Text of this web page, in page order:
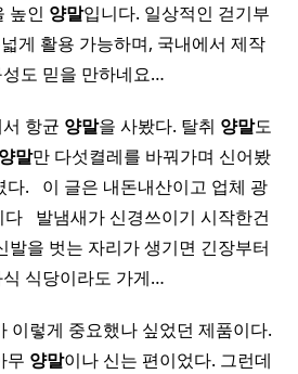
높인 양말입니다. 일상적인 걷기부
게 활용 가능하며, 국내에서 제작
도 믿을 만하네요…
항균 양말을 사봤다. 탈취 양말도
양말만 다섯켤레를 바꿔가며 신어봤
. ​ ​ 이 글은 내돈내산이고 업체 광
발냄새가 신경쓰이기 시작한건
발을 벗는 자리가 생기면 긴장부터
식당이라도 가게…
이렇게 중요했나 싶었던 제품이다.
무 양말이나 신는 편이었다. 그런데